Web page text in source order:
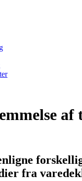
fra